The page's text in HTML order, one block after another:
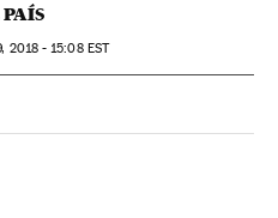
2018 - 15:08EST
Sociales